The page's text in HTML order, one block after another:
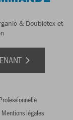
& Doubletex et
Mentions légales